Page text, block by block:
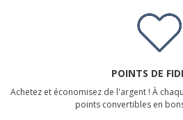
POINTS DE
Achetez et économisez de l'argent ! À
points convertibles en